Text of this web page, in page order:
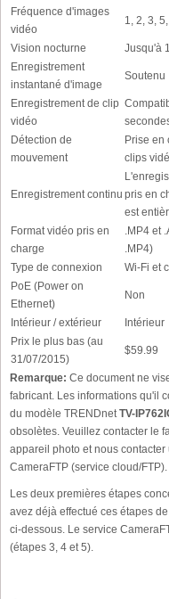
Fréquence d'images
vidéo
1, 2, 3,
Vision nocturne
Jusqu'à
Enregistrement
instantané d'image
Soutenu
Enregistrement de clip
vidéo
Détection de
mouvement
Prise en
clips
Enregistrement continu pris en
est
Format vidéo pris en
charge
.MP4 et
.MP4)
Type de connexion
Wi-Fi et
PoE (Power on
Ethernet)
Non
Intérieur / extérieur
Intérieur
Prix le plus bas (au
31/07/2015)
$59.99
Remarque: Ce document ne
fabricant. Les informations qu'il
du modèle TRENDnetTV-
obsolètes. Veuillez contacter le
appareil photo et nous
CameraFTP (service cloud/FTP).
Les deux premières étapes
avez déjà effectué ces étapes
ci-dessous. Le service
(étapes 3, 4 et 5).